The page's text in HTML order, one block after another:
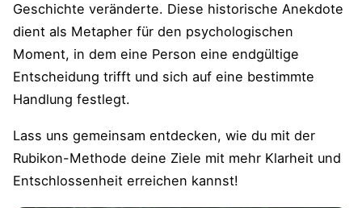
Geschichte veränderte. Diese historische Anekdote
dient als Metapher für den psychologischen
Moment, in dem eine Person eine endgültige
Entscheidung trifft und sich auf eine bestimmte
Handlung festlegt.
Lass uns gemeinsam entdecken, wie du mit der
Rubikon-Methode deine Ziele mit mehr Klarheit und
Entschlossenheit erreichen kannst!